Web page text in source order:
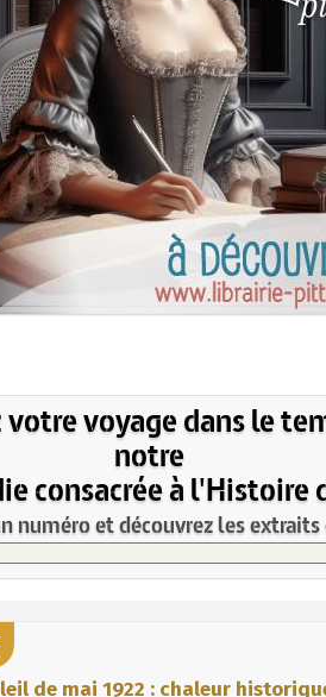
voyage dans le
notre
consacrée à l'Histoire
numéro et découvrez les
de mai 1922 : chaleur